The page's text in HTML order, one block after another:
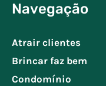
Navegação
Atrair clientes
Brincar faz bem
Condomínio